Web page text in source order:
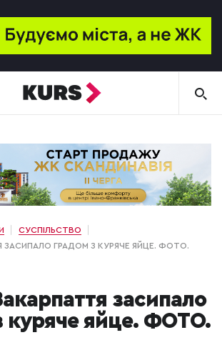
СУСПІЛЬСТВО
ЗАСИПАЛО ГРАДОМ З КУРЯЧЕ ЯЙЦЕ. ФОТО.
засипало
куряче яйце. ФОТО.